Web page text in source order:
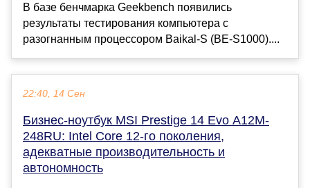
В базе бенчмарка Geekbench появились
результаты тестирования компьютера с
разогнанным процессором Baikal-S (BE-S1000)....
22:40, 14 Сен
Бизнес-ноутбук MSI Prestige 14 Evo A12M-
248RU: Intel Core 12-го поколения,
адекватные производительность и
автономность